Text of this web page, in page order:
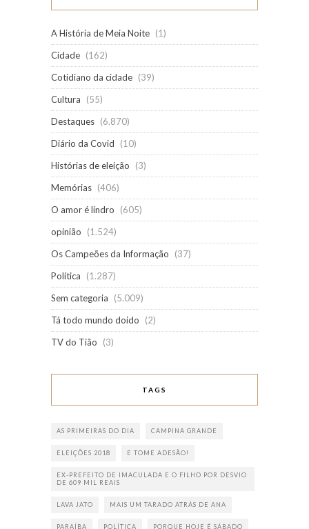
A História de Meia Noite (1)
Cidade (162)
Cotidiano da cidade (39)
Cultura
(55)
Destaques (6.870)
Diário da Covid
(10)
Histórias de eleição
(3)
Memórias (406)
O amor é lindro
(605)
opinião
(1.524)
Os Campeões da Informação
(37)
Política
(1.287)
Sem categoria
(5.009)
Tá todo mundo doido
(2)
TV do Tião
(3)
TAGS
AS PRIMEIRAS DO DIA CAMPINA GRANDE
ELEIÇÕES 2018 E TOME ADESÃO!
EX-PREFEITO DE IMACULADA E O FILHO POR DESVIO
DE 609 MIL REAIS
LAVA JATO MAIS UM TARADO ATRÁS DE ANA
PARAÍBA POLÍTICA PORQUE HOJE É SÁBADO